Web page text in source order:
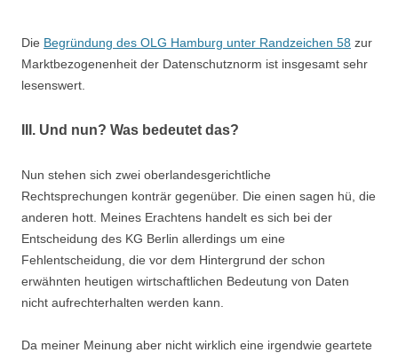
Die Begründung des OLG Hamburg unter Randzeichen 58 zur
Marktbezogenenheit der Datenschutznorm ist insgesamt sehr
lesenswert.
III. Und nun? Was bedeutet das?
Nun stehen sich zwei oberlandesgerichtliche
Rechtsprechungen konträr gegenüber. Die einen sagen hü, die
anderen hott. Meines Erachtens handelt es sich bei der
Entscheidung des KG Berlin allerdings um eine
Fehlentscheidung, die vor dem Hintergrund der schon
erwähnten heutigen wirtschaftlichen Bedeutung von Daten
nicht aufrechterhalten werden kann.
Da meiner Meinung aber nicht wirklich eine irgendwie geartete